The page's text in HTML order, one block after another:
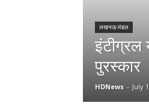
लखनऊ मंडल
इंटीग्रल
पुरस्कार
HDNews - July